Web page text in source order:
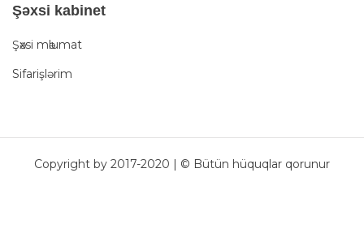
Şәxsi kabinet
Şәxsi mәlumat
Sifarişlərim
Copyright by 2017-2020 | © Bütün hüquqlar qorunur